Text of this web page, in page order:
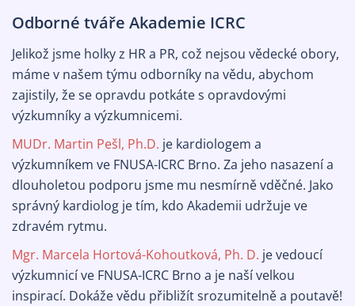
Odborné tváře Akademie ICRC
Jelikož jsme holky z HR a PR, což nejsou vědecké obory,
máme v našem týmu odborníky na vědu, abychom
zajistily, že se opravdu potkáte s opravdovými
výzkumníky a výzkumnicemi.
MUDr. Martin Pešl, Ph.D. je kardiologem a
výzkumníkem ve FNUSA-ICRC Brno. Za jeho nasazení a
dlouholetou podporu jsme mu nesmírně vděčné. Jako
správný kardiolog je tím, kdo Akademii udržuje ve
zdravém rytmu.
Mgr. Marcela Hortová-Kohoutková, Ph. D. je vedoucí
výzkumnicí ve FNUSA-ICRC Brno a je naší velkou
inspirací. Dokáže vědu přibližít srozumitelně a poutavě!